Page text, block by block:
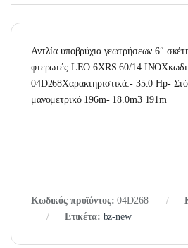
Αντλία υποβρύχια γεωτρήσεων 6″
φτερωτές LEO 6XRS 60/14
04D268Χαρακτηριστικά:- 35.0 Hp-
μανομετρικό 196m- 18.0m3 191m
Κωδικός προϊόντος:04D268
Ετικέτα: bz-new